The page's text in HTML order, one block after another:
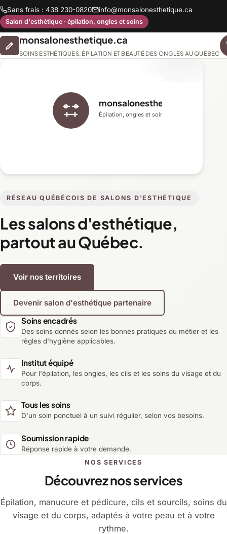
Sans frais : 438 230-0820 info@monsalonesthetique.ca
Salon d'esthétique · épilation, ongles et soins
monsalonesthetique.ca
SOINS ESTHÉTIQUES, ÉPILATION ET BEAUTÉ DES ONGLES AU QUÉBEC
RÉSEAU QUÉBÉCOIS DE SALONS D'ESTHÉTIQUE
Les salons d'esthétique,
partout au Québec.
Voir nos territoires
Devenir salon d'esthétique partenaire
monsalonesthetique.ca
Épilation, ongles et soins du visage
Soins encadrés
Des soins donnés selon les bonnes pratiques du métier et les
règles d'hygiène applicables.
Institut équipé
Pour l'épilation, les ongles, les cils et les soins du visage et du
corps.
Tous les soins
D'un soin ponctuel à un suivi régulier, selon vos besoins.
Soumission rapide
Réponse rapide à votre demande.
NOS SERVICES
Découvrez nos services
Épilation, manucure et pédicure, cils et sourcils, soins du
visage et du corps, adaptés à votre peau et à votre
rythme.